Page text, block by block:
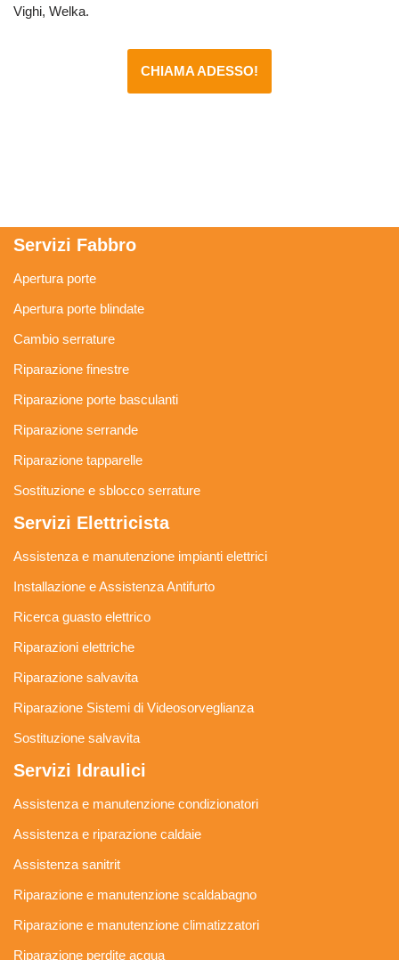
Vighi, Welka.
CHIAMA ADESSO!
Servizi Fabbro
Apertura porte
Apertura porte blindate
Cambio serrature
Riparazione finestre
Riparazione porte basculanti
Riparazione serrande
Riparazione tapparelle
Sostituzione e sblocco serrature
Servizi Elettricista
Assistenza e manutenzione impianti elettrici
Installazione e Assistenza Antifurto
Ricerca guasto elettrico
Riparazioni elettriche
Riparazione salvavita
Riparazione Sistemi di Videosorveglianza
Sostituzione salvavita
Servizi Idraulici
Assistenza e manutenzione condizionatori
Assistenza e riparazione caldaie
Assistenza sanitrit
Riparazione e manutenzione scaldabagno
Riparazione e manutenzione climatizzatori
Riparazione perdite acqua